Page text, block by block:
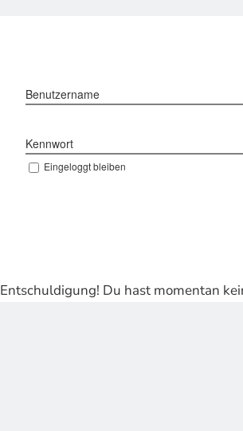
Benutzername
Kennwort
Eingeloggt bleiben
Entschuldigung! Du hast momentan